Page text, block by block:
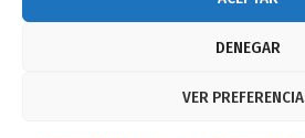
DENEGAR
VER